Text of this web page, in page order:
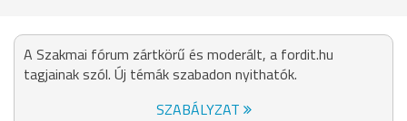
A Szakmai fórum zártkörű és moderált, a fordit.hu
tagjainak szól. Új témák szabadon nyithatók.
SZABÁLYZAT